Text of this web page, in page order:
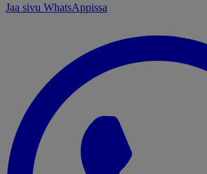
Jaa sivu WhatsAppissa